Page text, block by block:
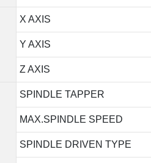
X AXIS
Y AXIS
Z AXIS
SPINDLE TAPPER
MAX.SPINDLE SPEED
SPINDLE DRIVEN TYPE